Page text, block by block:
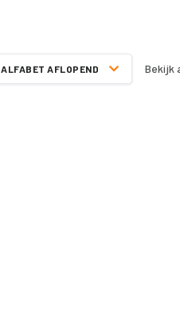
ALFABET AFLOPEND Bekijk